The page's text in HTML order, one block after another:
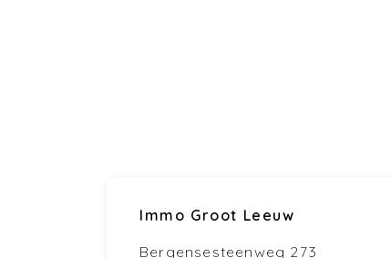
Immo Groot Leeuw
Bergensesteenweg 273